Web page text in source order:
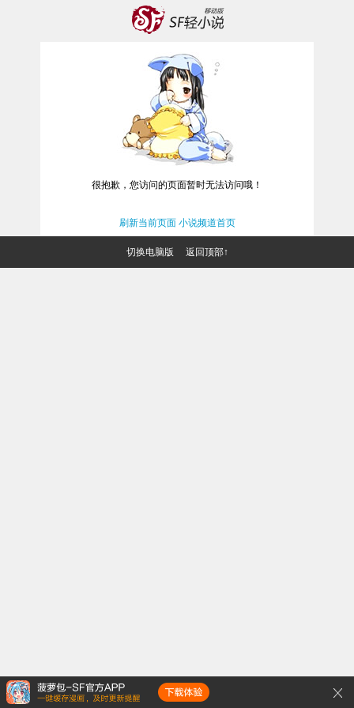
很抱歉，您访问的页面暂时无法访问哦！
刷新当前页面 小说频道首页
切换电脑版 返回顶部↑